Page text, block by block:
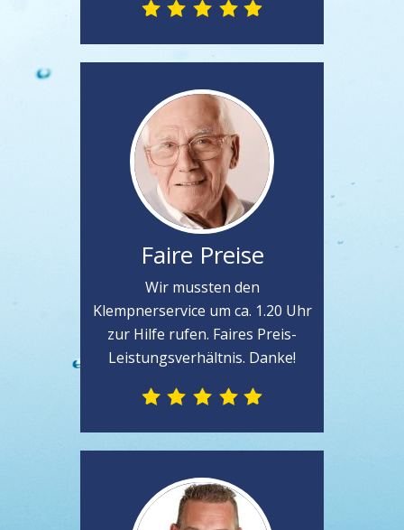
Faire Preise
Wir mussten den
Klempnerservice um ca. 1.20 Uhr
zur Hilfe rufen. Faires Preis-
Leistungsverhältnis. Danke!